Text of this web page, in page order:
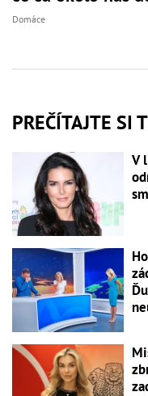
Domáce
PREČÍTAJTE SI
V